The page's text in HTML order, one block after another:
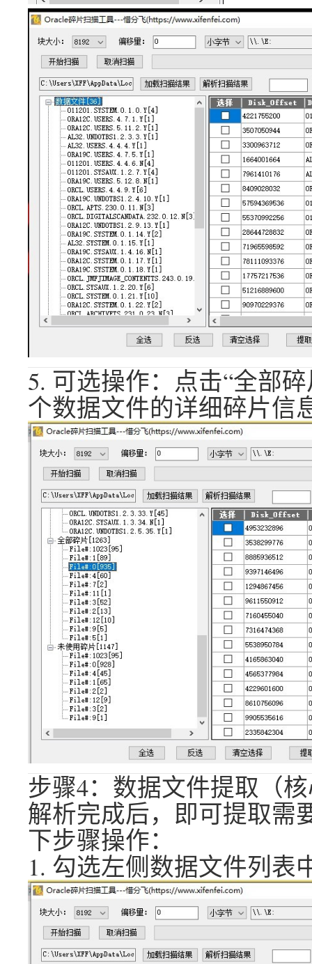
5. 可选操作：点击“全部
个数据文件的详细碎片信
步骤4：数据文件提取（
解析完成后，即可提取需
下步骤操作：
1. 勾选左侧数据文件列表